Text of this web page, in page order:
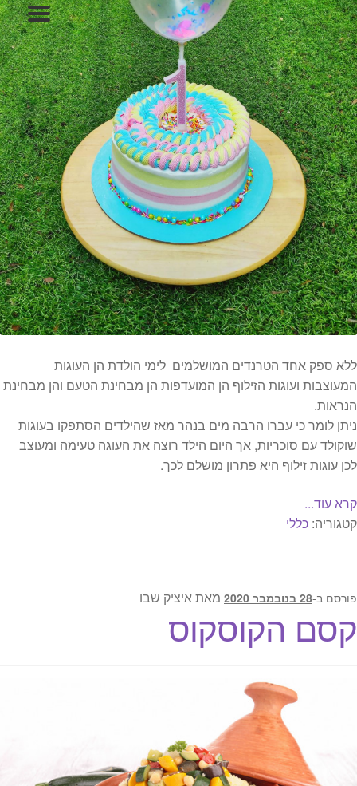
המותגים שלנו
חגים
מתנות לחנוכת בית
מתנות למטבח
מתכונים שלכם
מאמרים
עגלת קניות
תשלום
ללא ספק אחד הטרנדים המושלמים לימי הולדת הן העוגות
המעוצבות ועוגות הזילוף הן המועדפות הן מבחינת הטעם והן מבחינת
הנראות.
ניתן לומר כי עברו הרבה מים בנהר מאז שהילדים הסתפקו בעוגות
שוקולד עם סוכריות, אך היום הילד רוצה את העוגה טעימה ומעוצב
לכן עוגות זילוף היא פתרון מושלם לכך.
קרא עוד...
קטגוריה: כללי
פורסם ב-28 בנובמבר 2020 מאתאיציק שבו
קסם הקוסקוס